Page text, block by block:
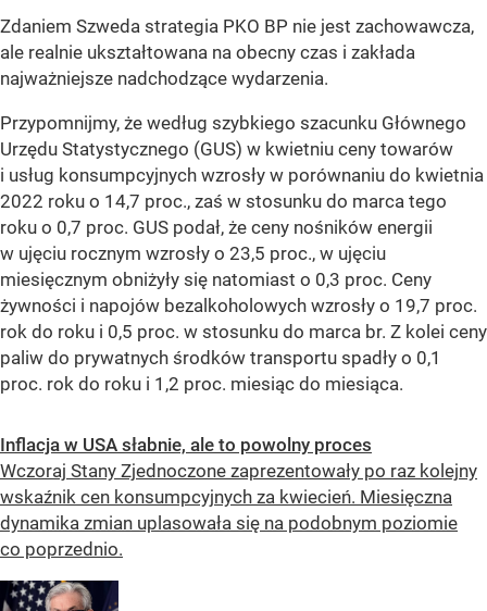
Zdaniem Szweda strategia PKO BP nie jest zachowawcza,
ale realnie ukształtowana na obecny czas i zakłada
najważniejsze nadchodzące wydarzenia.
Przypomnijmy, że według szybkiego szacunku Głównego
Urzędu Statystycznego (GUS) w kwietniu ceny towarów
i usług konsumpcyjnych wzrosły w porównaniu do kwietnia
2022 roku o 14,7 proc., zaś w stosunku do marca tego
roku o 0,7 proc. GUS podał, że ceny nośników energii
w ujęciu rocznym wzrosły o 23,5 proc., w ujęciu
miesięcznym obniżyły się natomiast o 0,3 proc. Ceny
żywności i napojów bezalkoholowych wzrosły o 19,7 proc.
rok do roku i 0,5 proc. w stosunku do marca br. Z kolei ceny
paliw do prywatnych środków transportu spadły o 0,1
proc. rok do roku i 1,2 proc. miesiąc do miesiąca.
Inflacja w USA słabnie, ale to powolny proces
Wczoraj Stany Zjednoczone zaprezentowały po raz kolejny
wskaźnik cen konsumpcyjnych za kwiecień. Miesięczna
dynamika zmian uplasowała się na podobnym poziomie
co poprzednio.